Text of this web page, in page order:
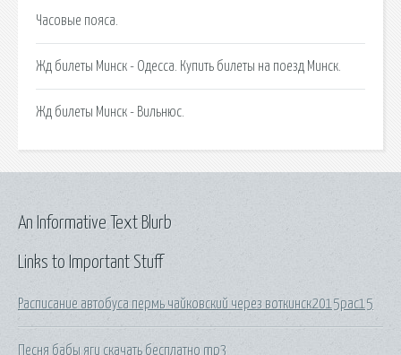
Часовые пояса.
Жд билеты Минск - Одесса. Купить билеты на поезд Минск.
Жд билеты Минск - Вильнюс.
Links to Important Stuff
Расписание автобуса пермь чайковский через воткинск2015рас15
Песня бабы яги скачать бесплатно mp3
An Informative Text Blurb